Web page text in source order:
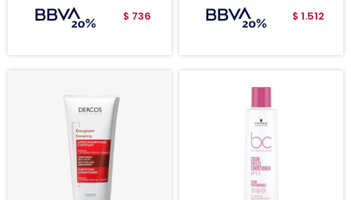
$ 736 $ 1.512